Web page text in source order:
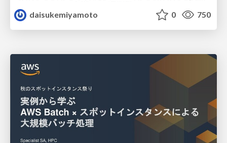
daisukemiyamoto
0 750